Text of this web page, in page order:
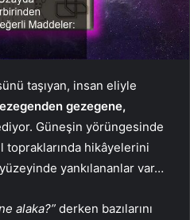
taşıyan, insan eliyle
gezegene,
Güneşin yörüngesinde
topraklarında hikâyelerini
yankılananlar var…
alaka?” derken bazılarını